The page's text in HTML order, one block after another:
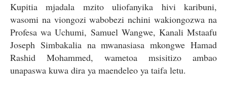
Kupitia mjadala mzito uliofanyika hivi karibuni,
wasomi na viongozi wabobezi nchini wakiongozwa na
Profesa wa Uchumi, Samuel Wangwe, Kanali Mstaafu
Joseph Simbakalia na mwanasiasa mkongwe Hamad
Rashid Mohammed, wametoa msisitizo ambao
unapaswa kuwa dira ya maendeleo ya taifa letu.